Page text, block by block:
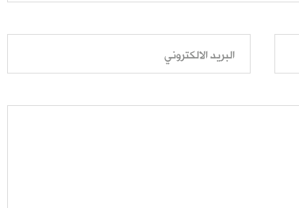
البريد الالكتروني